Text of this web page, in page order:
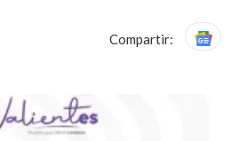
Compartir: